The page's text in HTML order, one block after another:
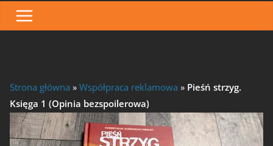
Strona główna » Współpraca reklamowa » Pieśń strzyg.
Księga 1 (Opinia bezspoilerowa)